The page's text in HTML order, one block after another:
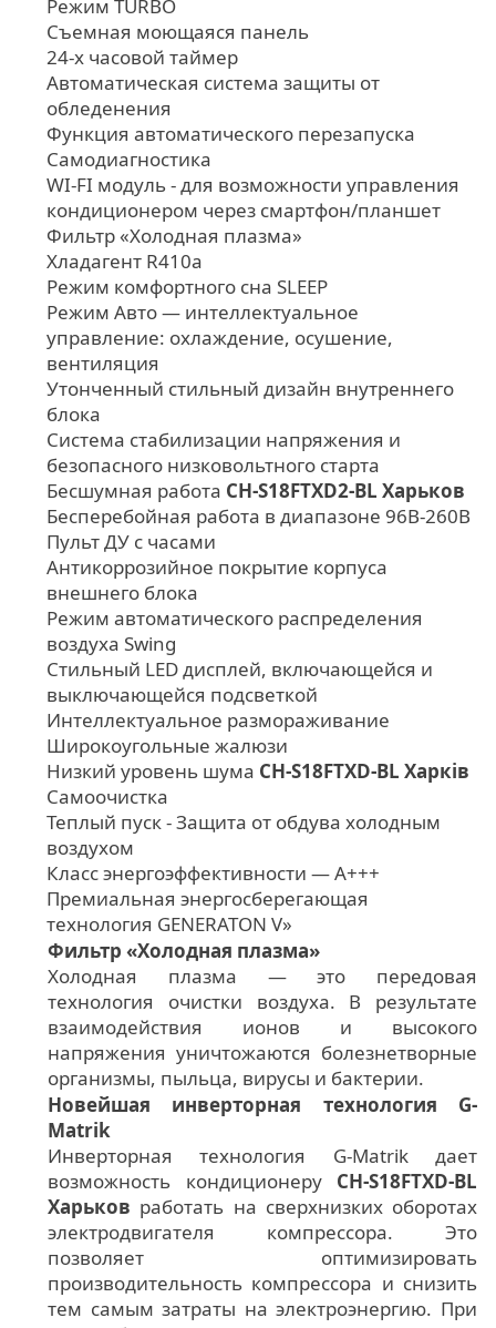
Режим TURBO
Съемная моющаяся панель
24-х часовой таймер
Автоматическая система защиты от
обледенения
Функция автоматического перезапуска
Самодиагностика
WI-FI модуль - для возможности управления
кондиционером через смартфон/планшет
Фильтр «Холодная плазма»
Хладагент R410а
Режим комфортного сна SLЕЕР
Режим Авто — интеллектуальное
управление: охлаждение, осушение,
вентиляция
Утонченный стильный дизайн внутреннего
блока
Система стабилизации напряжения и
безопасного низковольтного старта
Бесшумная работа CH-S18FTXD2-BL Харьков
Бесперебойная работа в диапазоне 96В-260В
Пульт ДУ с часами
Антикоррозийное покрытие корпуса
внешнего блока
Режим автоматического распределения
воздуха Swing
Стильный LED дисплей, включающейся и
выключающейся подсветкой
Интеллектуальное размораживание
Широкоугольные жалюзи
Низкий уровень шума CH-S18FTXD-BL Харків
Самоочистка
Теплый пуск - Защита от обдува холодным
воздухом
Класс энергоэффективности — А+++
Премиальная энергосберегающая
технология GENERATON V»
Фильтр «Холодная плазма»
Холодная плазма — это передовая
технология очистки воздуха. В результате
взаимодействия ионов и высокого
напряжения уничтожаются болезнетворные
организмы, пыльца, вирусы и бактерии.
Новейшая инверторная технология G-
Matrik
Инверторная технология G-Matrik дает
возможность кондиционеруCH-S18FTXD-BL
Харьков работать на сверхнизких оборотах
электродвигателя компрессора. Это
позволяет оптимизировать
производительность компрессора и снизить
тем самым затраты на электроэнергию. При